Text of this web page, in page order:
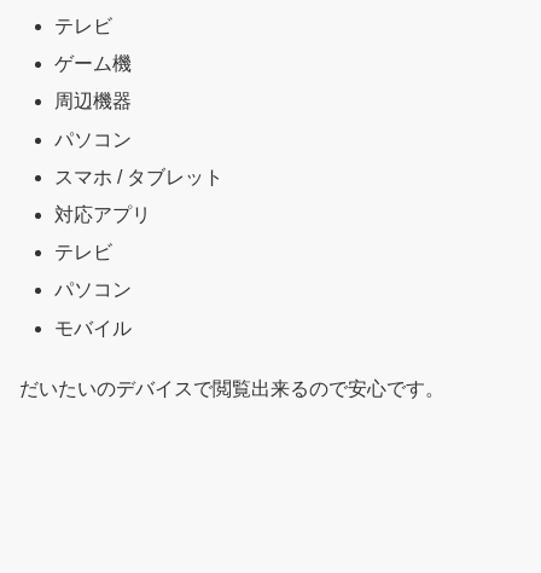
テレビ
ゲーム機
周辺機器
パソコン
スマホ / タブレット
対応アプリ
テレビ
パソコン
モバイル
だいたいのデバイスで閲覧出来るので安心です。